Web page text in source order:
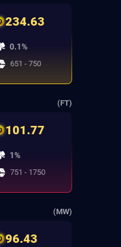
234.63
0.1%
651 - 750
(FT)
101.77
1%
751 - 1750
(MW)
96.43